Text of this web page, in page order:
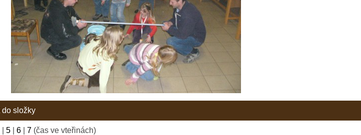
do složky
|5 |6 |7 (čas ve vteřinách)